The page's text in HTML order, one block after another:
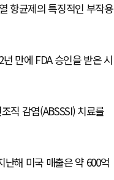
항균제의 특징적인 부작용
만에 FDA 승인을 받은 시
직 감염(ABSSSI) 치료를
해 미국 매출은 약 600억